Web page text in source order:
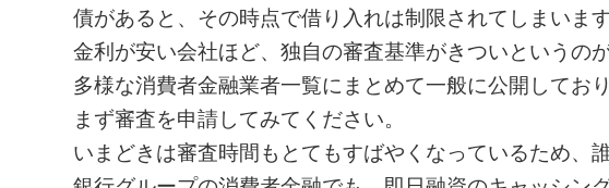
債があると、その時点で借り入れは制限されてしまいます
金利が安い会社ほど、独自の審査基準がきついというの
多様な消費者金融業者一覧にまとめて一般に公開してお
まず審査を申請してみてください。
いまどきは審査時間もとてもすばやくなっているため、